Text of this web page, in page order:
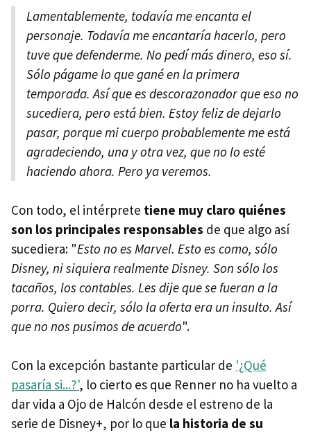
Lamentablemente, todavía me encanta el
personaje. Todavía me encantaría hacerlo, pero
tuve que defenderme. No pedí más dinero, eso sí.
Sólo págame lo que gané en la primera
temporada. Así que es descorazonador que eso no
sucediera, pero está bien. Estoy feliz de dejarlo
pasar, porque mi cuerpo probablemente me está
agradeciendo, una y otra vez, que no lo esté
haciendo ahora. Pero ya veremos.
Con todo, el intérprete tiene muy claro quiénes
son los principales responsables de que algo así
sucediera: "Esto no es Marvel. Esto es como, sólo
Disney, ni siquiera realmente Disney. Son sólo los
tacaños, los contables. Les dije que se fueran a la
porra. Quiero decir, sólo la oferta era un insulto. Así
que no nos pusimos de acuerdo".
Con la excepción bastante particular de '¿Qué
pasaría si...?', lo cierto es que Renner no ha vuelto a
dar vida a Ojo de Halcón desde el estreno de la
serie de Disney+, por lo que la historia de su